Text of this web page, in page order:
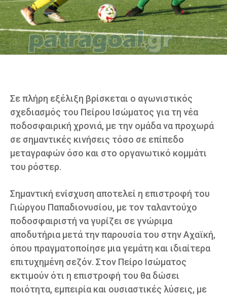
Σε πλήρη εξέλιξη βρίσκεται ο αγωνιστικός
σχεδιασμός του Πείρου Ισώματος για τη νέα
ποδοσφαιρική χρονιά, με την ομάδα να προχωρά
σε σημαντικές κινήσεις τόσο σε επίπεδο
μεταγραφών όσο και στο οργανωτικό κομμάτι
του ρόστερ.
Σημαντική ενίσχυση αποτελεί η επιστροφή του
Γιώργου Παπαδιονυσίου, με τον ταλαντούχο
ποδοσφαιριστή να γυρίζει σε γνώριμα
αποδυτήρια μετά την παρουσία του στην Αχαϊκή,
όπου πραγματοποίησε μια γεμάτη και ιδιαίτερα
επιτυχημένη σεζόν. Στον Πείρο Ισώματος
εκτιμούν ότι η επιστροφή του θα δώσει
ποιότητα, εμπειρία και ουσιαστικές λύσεις, με